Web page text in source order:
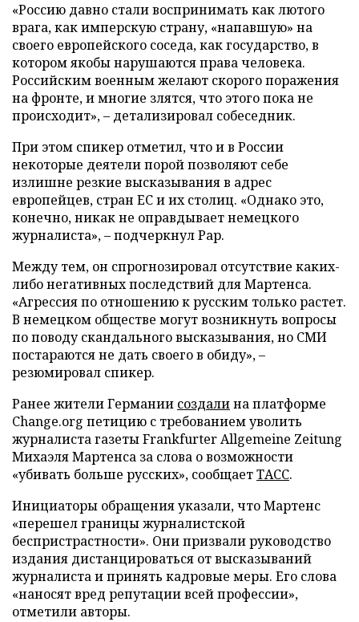
«Россию давно стали воспринимать как лютого
врага, как имперскую страну, «напавшую» на
своего европейского соседа, как государство, в
котором якобы нарушаются права человека.
Российским военным желают скорого поражения
на фронте, и многие злятся, что этого пока не
происходит», – детализировал собеседник.
При этом спикер отметил, что и в России
некоторые деятели порой позволяют себе
излишне резкие высказывания в адрес
европейцев, стран ЕС и их столиц. «Однако это,
конечно, никак не оправдывает немецкого
журналиста», – подчеркнул Рар.
Между тем, он спрогнозировал отсутствие каких-
либо негативных последствий для Мартенса.
«Агрессия по отношению к русским только растет.
В немецком обществе могут возникнуть вопросы
по поводу скандального высказывания, но СМИ
постараются не дать своего в обиду», –
резюмировал спикер.
Ранее жители Германии создалина платформе
Change.org петицию с требованием уволить
журналиста газеты Frankfurter Allgemeine Zeitung
Михаэля Мартенса за слова о возможности
«убивать больше русских», сообщаетТАСС.
Инициаторы обращения указали, что Мартенс
«перешел границы журналистской
беспристрастности». Они призвали руководство
издания дистанцироваться от высказываний
журналиста и принять кадровые меры. Его слова
«наносят вред репутации всей профессии»,
отметили авторы.